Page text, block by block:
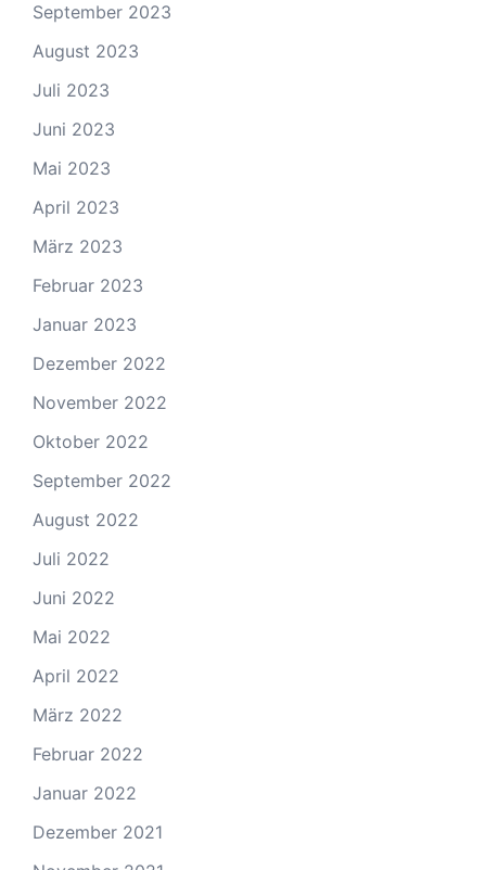
September 2023
August 2023
Juli 2023
Juni 2023
Mai 2023
April 2023
März 2023
Februar 2023
Januar 2023
Dezember 2022
November 2022
Oktober 2022
September 2022
August 2022
Juli 2022
Juni 2022
Mai 2022
April 2022
März 2022
Februar 2022
Januar 2022
Dezember 2021